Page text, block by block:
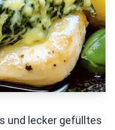
und lecker gefülltes